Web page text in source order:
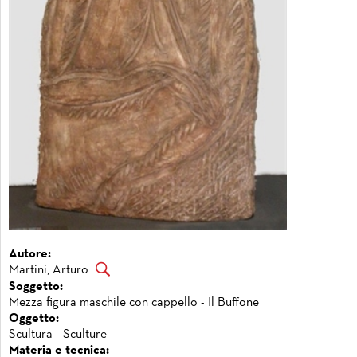
Autore:
Martini, Arturo
Soggetto:
Mezza figura maschile con cappello - Il Buffone
Oggetto:
Scultura - Sculture
Materia e tecnica: